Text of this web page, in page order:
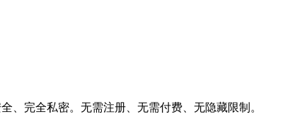
、完全私密。无需注册、无需付费、无隐藏限制。